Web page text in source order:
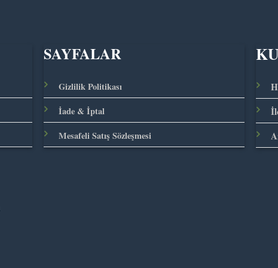
SAYFALAR
Gizlilik Politikası
İade & İptal
Mesafeli Satış Sözleşmesi